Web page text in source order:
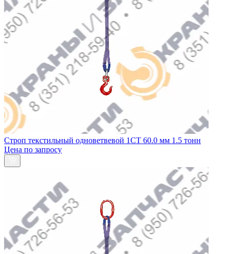
Строп текстильный одноветвевой 1СТ 60.0 мм 1.5 тонн
Цена по запросу